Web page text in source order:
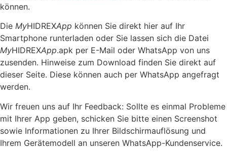
können.
Die MyHIDREXApp können Sie direkt hier auf Ihr
Smartphone runterladen oder Sie lassen sich die Datei
MyHIDREXApp.apk per E-Mail oder WhatsApp von uns
zusenden. Hinweise zum Download finden Sie direkt auf
dieser Seite. Diese können auch per WhatsApp angefragt
werden.
Wir freuen uns auf Ihr Feedback: Sollte es einmal Probleme
mit Ihrer App geben, schicken Sie bitte einen Screenshot
sowie Informationen zu Ihrer Bildschirmauflösung und
Ihrem Gerätemodell an unseren WhatsApp-Kundenservice.